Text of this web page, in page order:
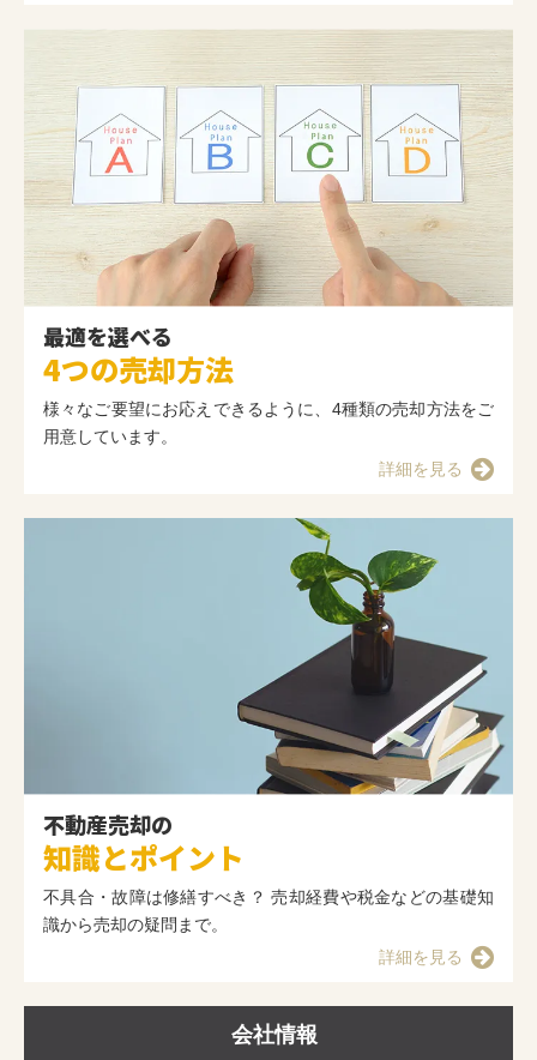
最適を選べる
4つの売却方法
様々なご要望にお応えできるように、4種類の売却方法をご
用意しています。
詳細を見る
不動産売却の
知識とポイント
不具合・故障は修繕すべき？ 売却経費や税金などの基礎知
識から売却の疑問まで。
詳細を見る
会社情報